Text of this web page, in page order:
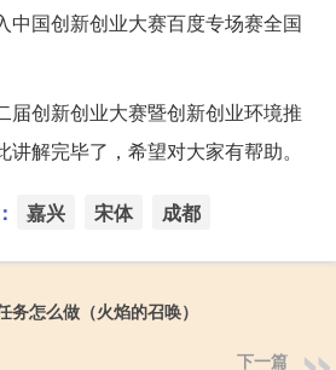
中国创新创业大赛百度专场赛全国
届创新创业大赛暨创新创业环境推
解完毕了，希望对大家有帮助。
嘉兴 宋体 成都
务怎么做（火焰的召唤）
下一篇